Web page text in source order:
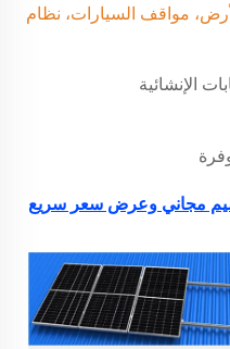
مواقف السيارات، نظام
الإنشائية
مجاني وعرض سعر سريع